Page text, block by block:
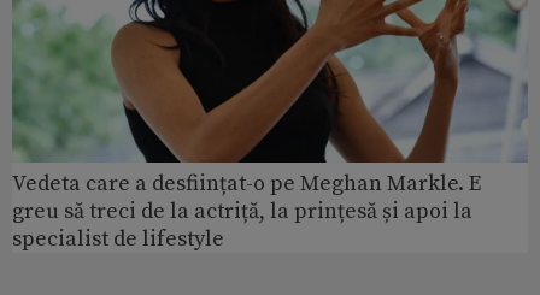
Vedeta care a desființat-o pe Meghan Markle. E
greu să treci de la actriță, la prințesă și apoi la
specialist de lifestyle